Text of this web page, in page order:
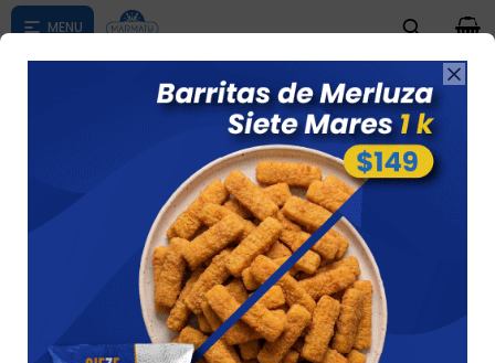

según su zona
0

Haagen-dazs Caramel Biscuit Y Cream 473
Ml + 2 Waffle 55 Grs Regalo